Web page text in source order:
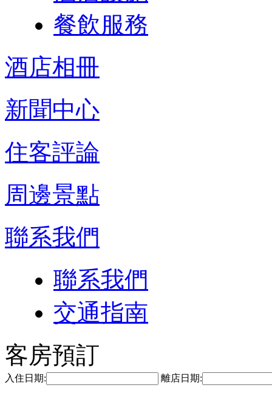
餐飲服務
酒店相冊
新聞中心
住客評論
周邊景點
聯系我們
聯系我們
交通指南
客房預訂
入住日期: 離店日期: